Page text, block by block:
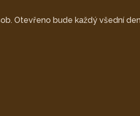
Otevřeno bude každý všední